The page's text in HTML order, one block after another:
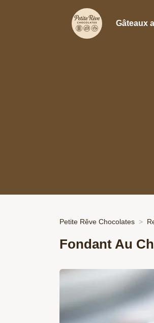
Gâteaux
Petite Rêve Chocolates
Fondant Au